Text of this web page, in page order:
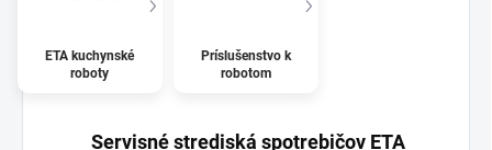
ETA kuchynské
roboty
Príslušenstvo k
robotom
Servisné strediská spotrebičov ETA